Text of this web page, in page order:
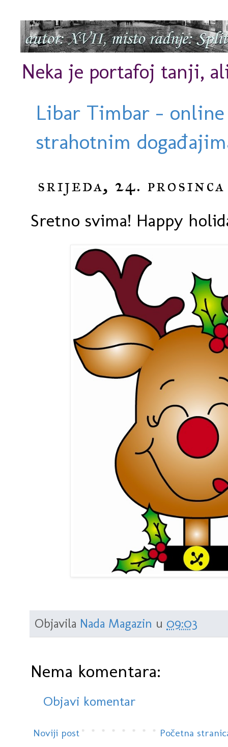
Neka je portafoj tanji,
Libar Timbar -
strahotnim
srijeda, 24. prosinca
Sretno svima! Happy
Objavila Nada Magazin u 09:03
Nema komentara:
Objavi komentar
Noviji post Početna